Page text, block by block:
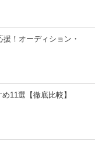
！オーディション・
11選【徹底比較】